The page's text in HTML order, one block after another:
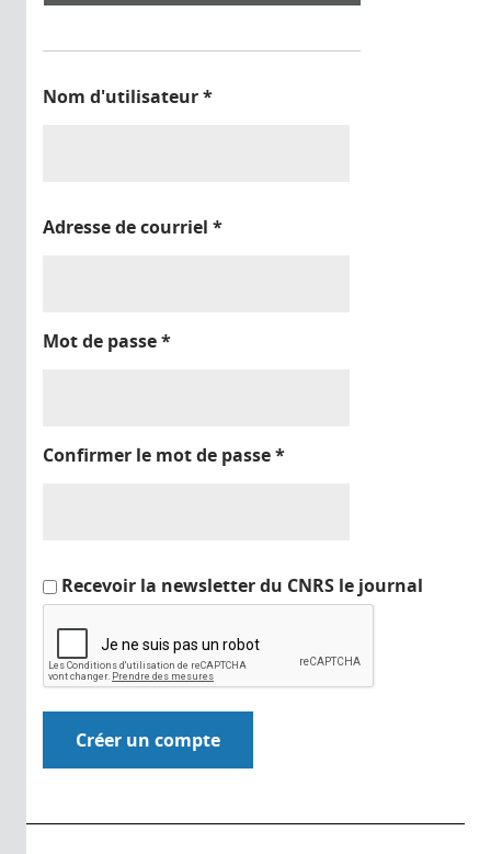
Nom d'utilisateur*
Adresse de courriel *
Mot de passe*
Confirmer le mot de passe*
Recevoir la newsletter du CNRS le journal